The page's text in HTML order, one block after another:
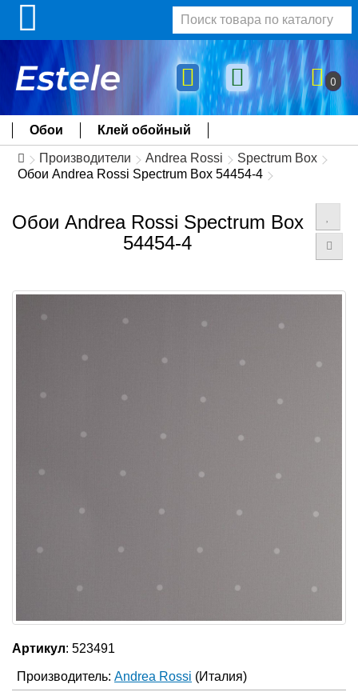
0
Обои Клей обойный
Производители Andrea Rossi
Spectrum Box
Обои Andrea Rossi Spectrum Box 54454-4
Обои Andrea Rossi Spectrum Box
54454-4
Артикул: 523491
Производитель: Andrea Rossi (Италия)